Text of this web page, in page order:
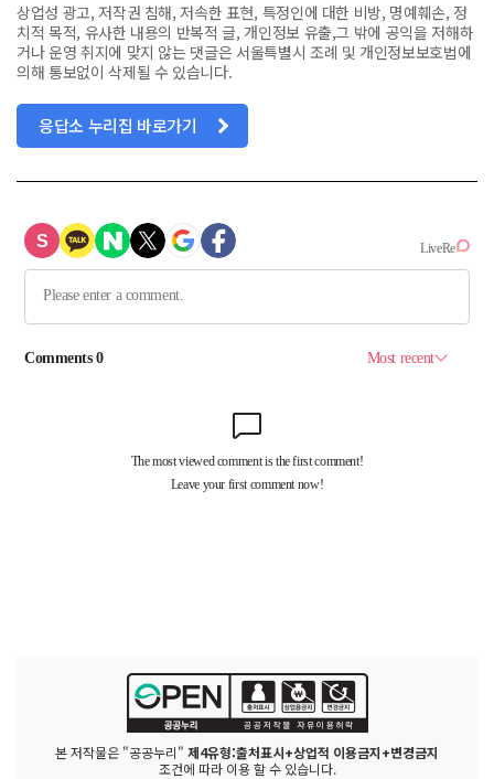
상업성 광고, 저작권 침해, 저속한 표현, 특정인에 대한 비방, 명예훼손, 정
치적 목적, 유사한 내용의 반복적 글, 개인정보 유출,그 밖에 공익을 저해하
거나 운영 취지에 맞지 않는 댓글은 서울특별시 조례 및 개인정보보호법에
의해 통보없이 삭제될 수 있습니다.
응답소 누리집 바로가기
본 저작물은 "공공누리" 제4유형:출처표시+상업적 이용금지+변경금지
조건에 따라 이용 할 수 있습니다.